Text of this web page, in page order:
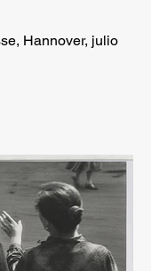
Hannover, julio